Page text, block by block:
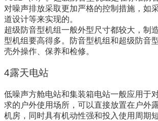
对噪声排放采取更加严格的控制措施，如
道设计等来实现的。
超级防音型机组一般外型尺寸都较大，制
型机组要高得多。防音型机组和超级防音
壳外操作、保养和检修。
4露天电站
低噪声方舱电站和集装箱电站一般应用于
求的户外使用场所，可以直接放置在户外
机房，同时具有机动性强和投入使用周期